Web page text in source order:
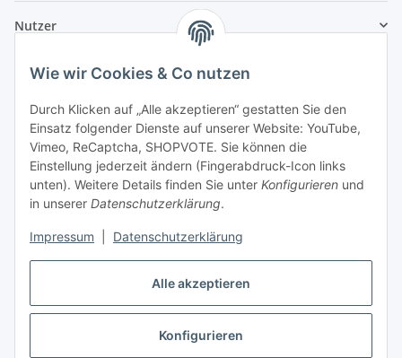
Alle akzeptieren
Konfigurieren
Wie wir Cookies & Co nutzen
Durch Klicken auf „Alle akzeptieren“ gestatten Sie den
Einsatz folgender Dienste auf unserer Website: YouTube,
Vimeo, ReCaptcha, SHOPVOTE. Sie können die
Einstellung jederzeit ändern (Fingerabdruck-Icon links
unten). Weitere Details finden Sie unter Konfigurieren und
in unserer Datenschutzerklärung.
Impressum Datenschutzerklärung
Nutzer